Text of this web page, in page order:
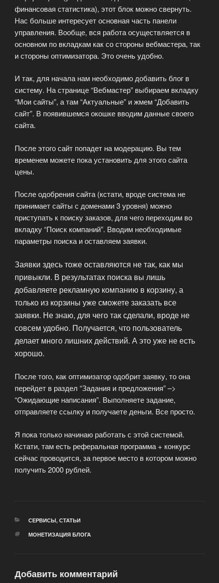
финансовая статистика), этот блок можно свернуть.
Нас больше интересует основная часть панели
управления. Вообще, вся работа осуществляется в
основном по вкладкам как со стороны вебмастера, так
и стороны оптимизатора. Это очень удобно.
И так, для начала нам необходимо добавить блог в
систему. На странице “Вебмастер” выбираем вкладку
“Мои сайты”, а там “Актуальные” и жмем “Добавить
сайт”. В появившемся окошке вводим данные своего
сайта.
После этого сайт попадет на модерацию. Вы тем
временем можете пока установить для этого сайта
цены.
После одобрения сайта (кстати, вроде система не
принимает сайты с доменами 3 уровня) можно
приступать к поиску заказов, для чего переходим во
вкладку “Поиск компаний”. Вводим необходимые
параметры поиска и оставляем заявки.
Заявки здесь тоже оставляются не так, как мы
привыкли. В результатах поиска вы лишь
добавляете рекламную компанию в корзину, а
только из корзины уже сможете заказать все
заявки. Не знаю, для чего так сделали, вроде не
совсем удобно. Получается, что пользователь
делает много лишних действий. А это уже не есть
хорошо.
После того, как оптимизатор одобрит заявку, то она
перейдет в раздел “Задания и предложения” –>
“Ожидающие написания”. Выполняете задание,
отправляете ссылку и получаете деньги. Все просто.
Я пока только начинаю работать с этой системой.
Кстати, там есть реферальная программа + конкурс
сейчас проводится, за первое место в котором можно
получить 2000 рублей.
РУБРИКИ
СЕРВИСЫ, СТАТЬИ
МЕТКИ
МОНЕТИЗАЦИЯ БЛОГА
Добавить комментарий